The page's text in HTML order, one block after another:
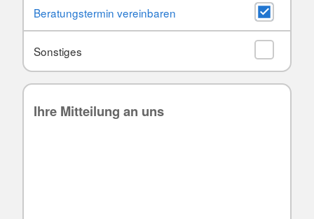
Beratungstermin vereinbaren
Sonstiges